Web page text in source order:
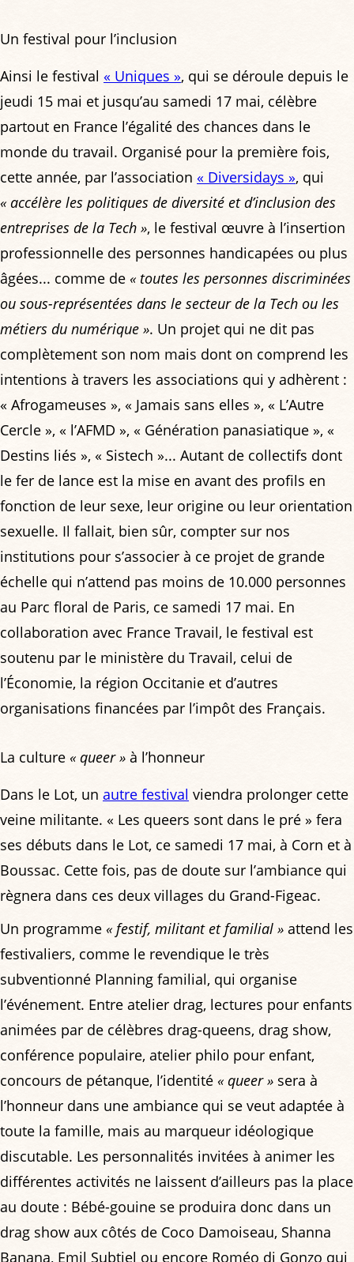
Un festival pour l’inclusion
Ainsi le festival « Uniques », qui se déroule depuis le
jeudi 15 mai et jusqu’au samedi 17 mai, célèbre
partout en France l’égalité des chances dans le
monde du travail. Organisé pour la première fois,
cette année, par l’association « Diversidays », qui
« accélère les politiques de diversité et d’inclusion des
entreprises de la Tech », le festival œuvre à l’insertion
professionnelle des personnes handicapées ou plus
âgées... comme de « toutes les personnes discriminées
ou sous-représentées dans le secteur de la Tech ou les
métiers du numérique ». Un projet qui ne dit pas
complètement son nom mais dont on comprend les
intentions à travers les associations qui y adhèrent :
« Afrogameuses », « Jamais sans elles », « L’Autre
Cercle », « l’AFMD », « Génération panasiatique », «
Destins liés », « Sistech »... Autant de collectifs dont
le fer de lance est la mise en avant des profils en
fonction de leur sexe, leur origine ou leur orientation
sexuelle. Il fallait, bien sûr, compter sur nos
institutions pour s’associer à ce projet de grande
échelle qui n’attend pas moins de 10.000 personnes
au Parc floral de Paris, ce samedi 17 mai. En
collaboration avec France Travail, le festival est
soutenu par le ministère du Travail, celui de
l’Économie, la région Occitanie et d’autres
organisations financées par l’impôt des Français.
La culture « queer » à l’honneur
Dans le Lot, un autre festival viendra prolonger cette
veine militante. « Les queers sont dans le pré » fera
ses débuts dans le Lot, ce samedi 17 mai, à Corn et à
Boussac. Cette fois, pas de doute sur l’ambiance qui
règnera dans ces deux villages du Grand-Figeac.
Un programme « festif, militant et familial » attend les
festivaliers, comme le revendique le très
subventionné Planning familial, qui organise
l’événement. Entre atelier drag, lectures pour enfants
animées par de célèbres drag-queens, drag show,
conférence populaire, atelier philo pour enfant,
concours de pétanque, l’identité « queer » sera à
l’honneur dans une ambiance qui se veut adaptée à
toute la famille, mais au marqueur idéologique
discutable. Les personnalités invitées à animer les
différentes activités ne laissent d’ailleurs pas la place
au doute : Bébé-gouine se produira donc dans un
drag show aux côtés de Coco Damoiseau, Shanna
Banana, Emil Subtiel ou encore Roméo di Gonzo qui